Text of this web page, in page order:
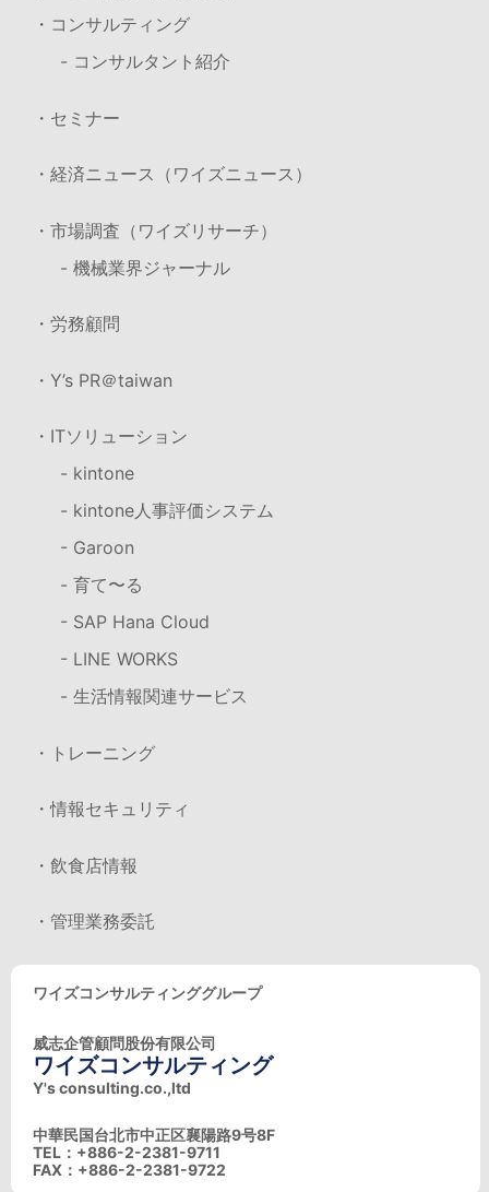
・コンサルティング
- コンサルタント紹介
・セミナー
・経済ニュース（ワイズニュース）
・市場調査（ワイズリサーチ）
- 機械業界ジャーナル
・労務顧問
・Y’s PR＠taiwan
・ITソリューション
- kintone
- kintone人事評価システム
- Garoon
- 育て〜る
- SAP Hana Cloud
- LINE WORKS
- 生活情報関連サービス
・トレーニング
・情報セキュリティ
・飲食店情報
・管理業務委託
ワイズコンサルティンググループ
威志企管顧問股份有限公司
ワイズコンサルティング
Y's consulting.co.,ltd
中華民国台北市中正区襄陽路9号8F
TEL：+886-2-2381-9711
FAX：+886-2-2381-9722